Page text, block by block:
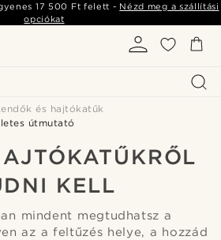
17 500 Ft felett - Nézd meg a szállítási
opciókat
és hajtókatűk
útmutató
KELL
mindent megtudhatsz a
az a feltűzés helye, a hozzád